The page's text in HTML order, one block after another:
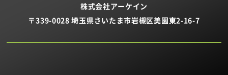
株式会社アーケイン
〒339-0028 埼玉県さいたま市岩槻区美園東2-16-7